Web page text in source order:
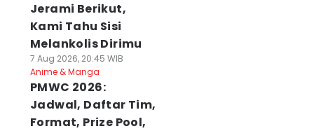
Jerami Berikut,
Kami Tahu Sisi
Melankolis Dirimu
7 Aug 2026, 20:45 WIB
Anime & Manga
PMWC 2026:
Jadwal, Daftar Tim,
Format, Prize Pool,